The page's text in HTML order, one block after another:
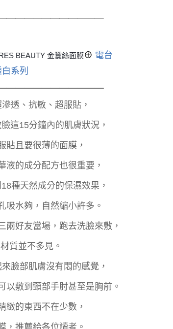
BEAUTY 金蠶絲面膜⊕ 電台
系列
透、抗敏、超服貼，
這15分鐘內的肌膚狀況，
貼且要很薄的面膜，
液的成分配方也很重要，
種天然成分的保濕效果，
吸水夠，自然縮小許多。
兩好友當場，跑去洗臉來敷，
質並不多見。
臉部肌膚沒有悶的感覺，
以敷到頸部手肘甚至是胸前。
緻的東西不在少數，
，推薦給各位讀者。